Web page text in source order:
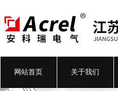
网站首页 关于我们